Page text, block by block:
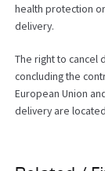
health protection
delivery.
The right to cancel
concluding the
European Union
delivery are